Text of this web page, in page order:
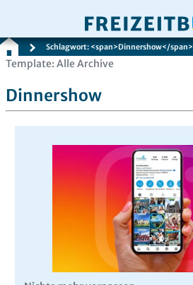
Zum
springen
Schlagwort: <span>Dinnershow</span>
Template: Alle Archive
Dinnershow